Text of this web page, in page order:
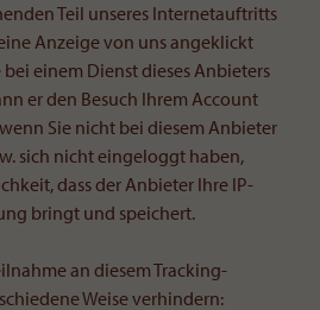
Teil unseres Internetauftritts
Anzeige von uns angeklickt
bei einem Dienst dieses Anbieters
er den Besuch Ihrem Account
Sie nicht bei diesem Anbieter
sich nicht eingeloggt haben,
dass der Anbieter Ihre IP-
bringt und speichert.
an diesem Tracking-
Weise verhindern: